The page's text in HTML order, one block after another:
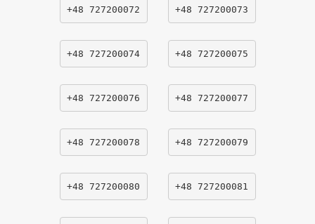
+48 727200072 +48 727200073
+48 727200074 +48 727200075
+48 727200076 +48 727200077
+48 727200078 +48 727200079
+48 727200080 +48 727200081